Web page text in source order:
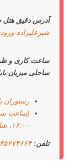
آدرس دقیق هتل
شیرعلیزاده-
ساعت کاری و
ساحلی میزبان
رستوران با
۱۶:۰۰، شام: ۲۰:۰۰ الی ۲۳:۳۰)
تلفن: